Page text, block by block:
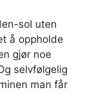
sol uten
å oppholde
gjør noe
selvfølgelig
man får